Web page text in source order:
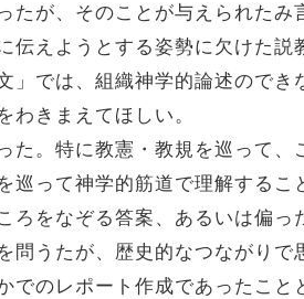
が、そのことが与えられたみ
伝えようとする姿勢に欠けた説
」では、組織神学的論述のでき
わきまえてほしい。
た。特に教憲・教規を巡って、
巡って神学的筋道で理解するこ
ろをなぞる答案、あるいは偏っ
問うたが、歴史的なつながりで
でのレポート作成であったこと